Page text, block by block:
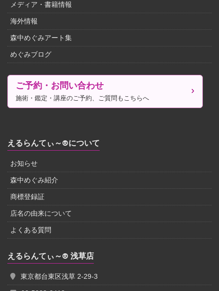
メディア・書籍情報
海外情報
森中めぐみアート集
めぐみブログ
ご予約・お問い合わせ
施術・鑑定・講座のご予約、ご質問もこちらへ
えるらんてぃ～®について
お知らせ
森中めぐみ紹介
商標登録証
店名の由来について
よくある質問
えるらんてぃ～® 浅草店
東京都台東区浅草 2-29-3